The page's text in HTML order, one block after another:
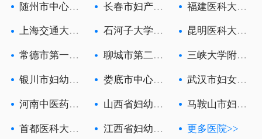
随州市中心医
长春市妇产医
福建医科大学
上海交通大学
石河子大学医
昆明医科大学
常德市第一人
聊城市第二人
三峡大学附属
银川市妇幼保
娄底市中心医
武汉市妇女儿
河南中医药大
山西省妇幼保
马鞍山市妇幼
首都医科大学
江西省妇幼保
更多医院>>